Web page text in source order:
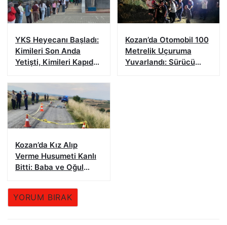
YKS Heyecanı Başladı:
Kimileri Son Anda
Yetişti, Kimileri Kapıda
Kozan’da Otomobil 100
Metrelik Uçuruma
Yuvarlandı: Sürücü
Kozan’da Kız Alıp
Verme Husumeti Kanlı
Bitti: Baba ve Oğul
YORUM BIRAK